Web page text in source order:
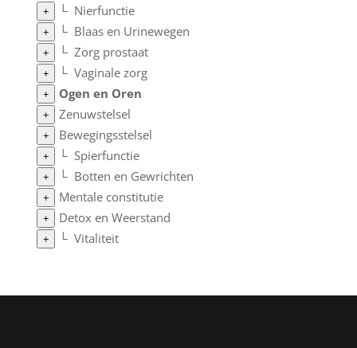
+ └ Nierfunctie
+ └ Blaas en Urinewegen
+ └ Zorg prostaat
+ └ Vaginale zorg
+ Ogen en Oren
+ Zenuwstelsel
+ Bewegingsstelsel
+ └ Spierfunctie
+ └ Botten en Gewrichten
+ Mentale constitutie
+ Detox en Weerstand
+ └ Vitaliteit